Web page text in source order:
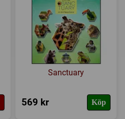
Sanctuary
569 kr Köp